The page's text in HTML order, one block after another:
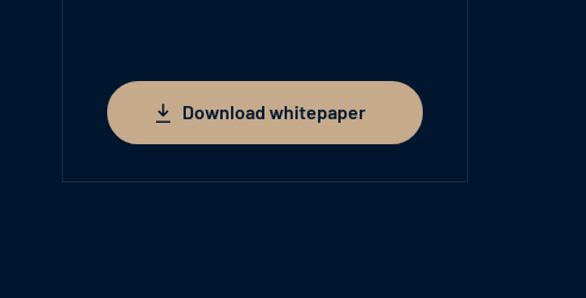
Download whitepaper
Download whitepaper